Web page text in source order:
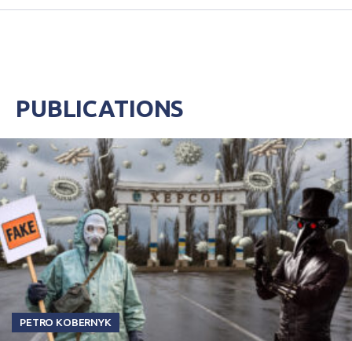
PUBLICATIONS
PETRO KOBERNYK